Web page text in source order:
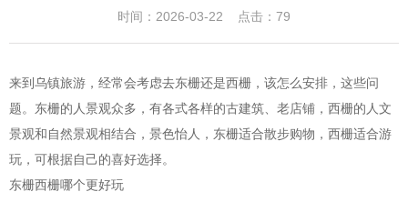
时间：2026-03-22 点击：79
来到乌镇旅游，经常会考虑去东栅还是西栅，该怎么安排，这些问
题。东栅的人景观众多，有各式各样的古建筑、老店铺，西栅的人文
景观和自然景观相结合，景色怡人，东栅适合散步购物，西栅适合游
玩，可根据自己的喜好选择。
东栅西栅哪个更好玩